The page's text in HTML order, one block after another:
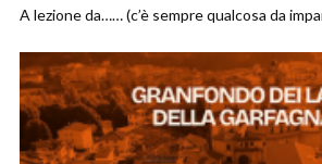
A lezione da…… (c’è sempre qualcosa da